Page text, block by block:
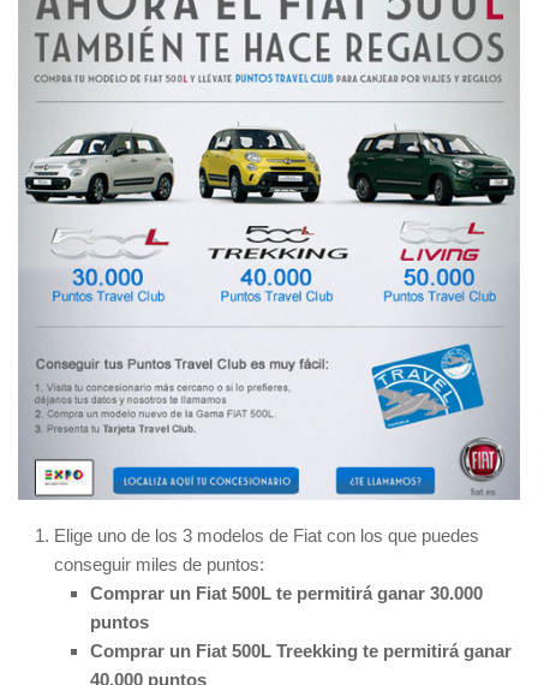
Elige uno de los 3 modelos de Fiat con los que puedes
conseguir miles de puntos:
Comprar un Fiat 500L te permitirá ganar 30.000
puntos
Comprar un Fiat 500L Treekking te permitirá ganar
40.000 puntos